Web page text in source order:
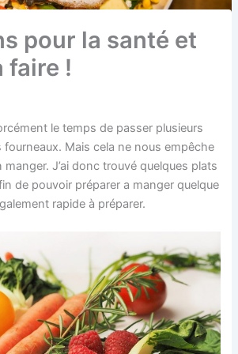
pour la santé et
faire !
le temps de passer plusieurs
Mais cela ne nous empêche
J’ai donc trouvé quelques plats
de pouvoir préparer a manger quelque
rapide à préparer.